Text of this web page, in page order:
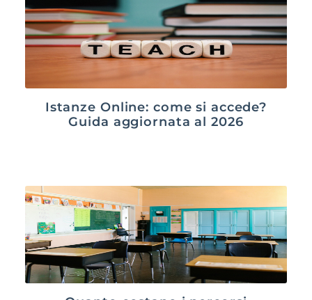
Istanze Online: come si accede?
Guida aggiornata al 2026